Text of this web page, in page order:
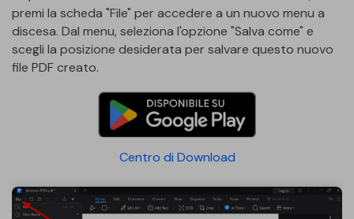
premi la scheda "File" per accedere a un nuovo menu a
discesa. Dal menu, seleziona l'opzione "Salva come" e
scegli la posizione desiderata per salvare questo nuovo
file PDF creato.
Centro di Download